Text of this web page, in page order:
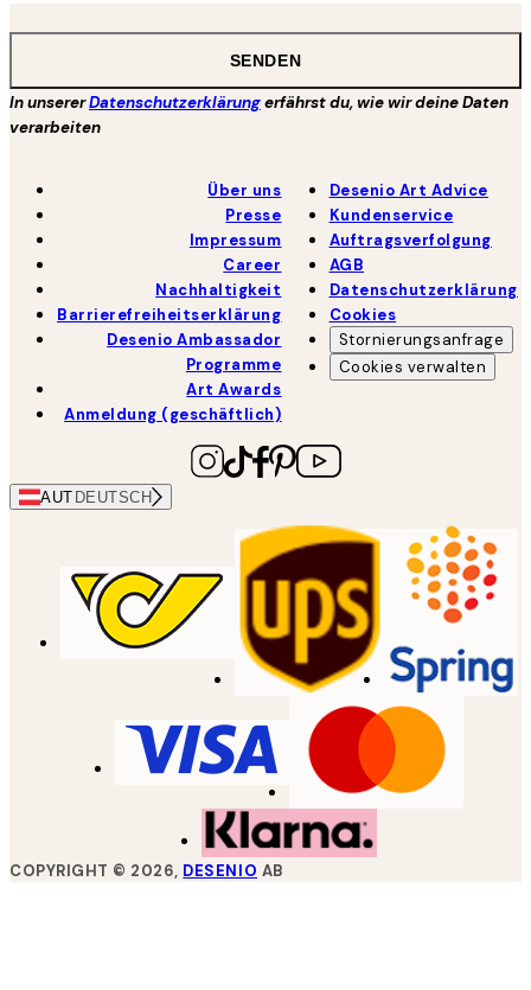
SENDEN
In unsererDatenschutzerklärungerfährst du, wie wir deine Daten
verarbeiten
Über uns
Presse
Impressum
Career
Nachhaltigkeit
Barrierefreiheitserklärung
Desenio Ambassador
Programme
Art Awards
Anmeldung (geschäftlich)
Desenio Art Advice
Kundenservice
Auftragsverfolgung
AGB
Datenschutzerklärung
Cookies
Stornierungsanfrage
Cookies verwalten
AUT DEUTSCH
COPYRIGHT © 2026, DESENIO AB